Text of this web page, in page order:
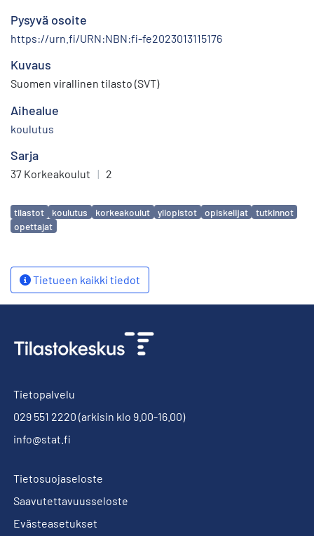
Pysyvä osoite
https://urn.fi/URN:NBN:fi-fe2023013115176
Kuvaus
Suomen virallinen tilasto (SVT)
Aihealue
koulutus
Sarja
37 Korkeakoulut | 2
Avainsanat
tilastot koulutus korkeakoulut yliopistot opiskelijat
tutkinnot
opettajat
Tietueen kaikki tiedot
Tietopalvelu
029 551 2220 (arkisin klo 9.00-16.00)
info@stat.fi
Tietosuojaseloste
Saavutettavuusseloste
Evästeasetukset